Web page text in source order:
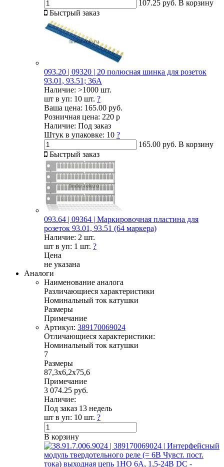
107.25 руб. В корзину
Быстрый заказ
093.20 | 09320 | 20 полюсная шинка для розеток
93.01, 93.51; 36А
Наличие: >1000 шт.
шт в уп: 10 шт. ?
Ваша цена: 165.00 руб.
Розничная цена: 220 р
Наличие: Под заказ
Штук в упаковке: 10 ?
165.00 руб. В корзину
Быстрый заказ
093.64 | 09364 | Маркировочная пластина для
розеток 93.01, 93.51 (64 маркера)
Наличие: 2 шт.
шт в уп: 1 шт. ?
Цена
не указана
Аналоги
Наименование аналога
Различающиеся характеристики
Номинальный ток катушки
Размеры
Примечание
Артикул: 389170069024
Отличающиеся характеристики:
Номинальный ток катушки
7
Размеры
87,3x6,2x75,6
Примечание
3 074.25 руб.
Наличие:
Под заказ 13 недель
шт в уп: 10 шт. ?
В корзину